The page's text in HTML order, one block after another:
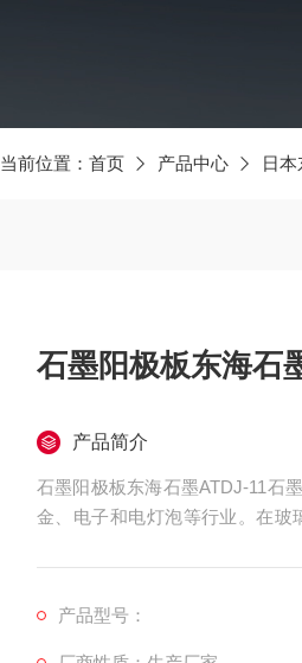
当前位置： 首页 产品中心 日
石墨阳极板东海石
产品简介
石墨阳极板东海石墨ATDJ-11石
金、电子和电灯泡等行业。在玻
产品型号：